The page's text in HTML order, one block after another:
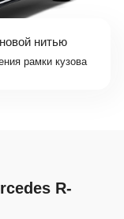
нитью
рамки кузова
R-